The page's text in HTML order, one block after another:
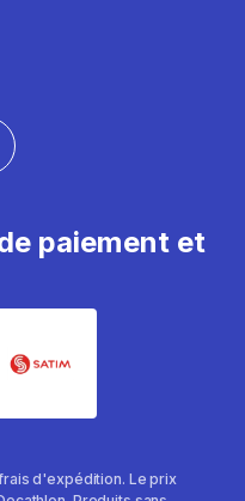
paiement et
d'expédition. Le prix